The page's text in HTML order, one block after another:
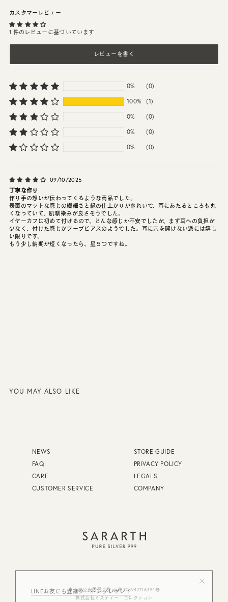
LINEお友だち登録クーポンプレゼント
CARE
PRIVACY POLICY
カスタマーレビュー
1 件のレビューに基づいています
レビューを書く
0%
(0)
100%
(1)
0%
(0)
0%
(0)
0%
(0)
09/10/2025
丁寧な作り
作り手の想いが伝わってくるような商品でした。
表面のマットな感じの繊細さと縁の仕上がりがきれいで、耳にあたるところも丸
くなっていて、肌馴染みが良さそうでした。
イヤーカフは初めて付けるので、どんな感じか不安でしたが、まず耳への負担が
少なく、付けた感じがフープピアスのようでした。耳に穴を開けない派には嬉し
い限りです。
もう少し納期が短くなったら、星５つですね。
YOU MAY ALSO LIKE
NEWS
STORE GUIDE
FAQ
PRIVACY POLICY
CARE
LEGALS
CUSTOMER SERVICE
COMPANY
東京都公安委員会許可 第308942116394号
株式会社ミスティー・コレクション